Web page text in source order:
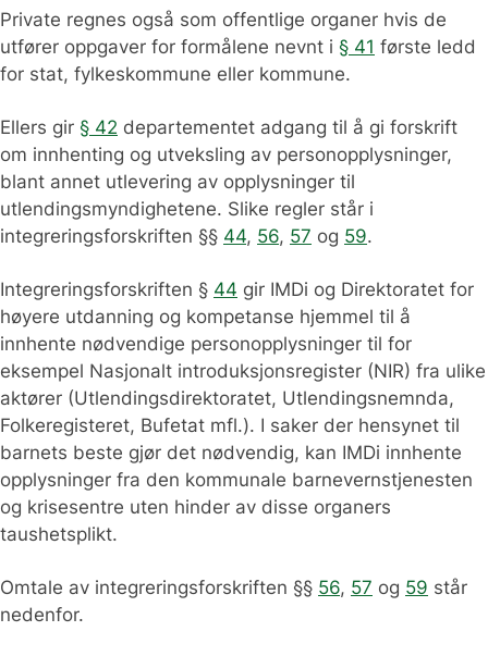
Private regnes også som offentlige organer hvis de
utfører oppgaver for formålene nevnt i § 41 første ledd
for stat, fylkeskommune eller kommune.
Ellers gir § 42 departementet adgang til å gi forskrift
om innhenting og utveksling av personopplysninger,
blant annet utlevering av opplysninger til
utlendingsmyndighetene. Slike regler står i
integreringsforskriften §§ 44, 56, 57 og 59.
Integreringsforskriften § 44 gir IMDi og Direktoratet for
høyere utdanning og kompetanse hjemmel til å
innhente nødvendige personopplysninger til for
eksempel Nasjonalt introduksjonsregister (NIR) fra ulike
aktører (Utlendingsdirektoratet, Utlendingsnemnda,
Folkeregisteret, Bufetat mfl.). I saker der hensynet til
barnets beste gjør det nødvendig, kan IMDi innhente
opplysninger fra den kommunale barnevernstjenesten
og krisesentre uten hinder av disse organers
taushetsplikt.
Omtale av integreringsforskriften §§ 56, 57 og 59 står
nedenfor.